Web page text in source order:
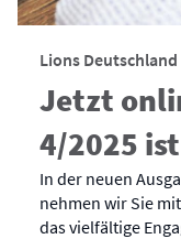
Lions Deutschland
Jetzt
4/2025
In der neuen
nehmen wir Sie
das vielfältige